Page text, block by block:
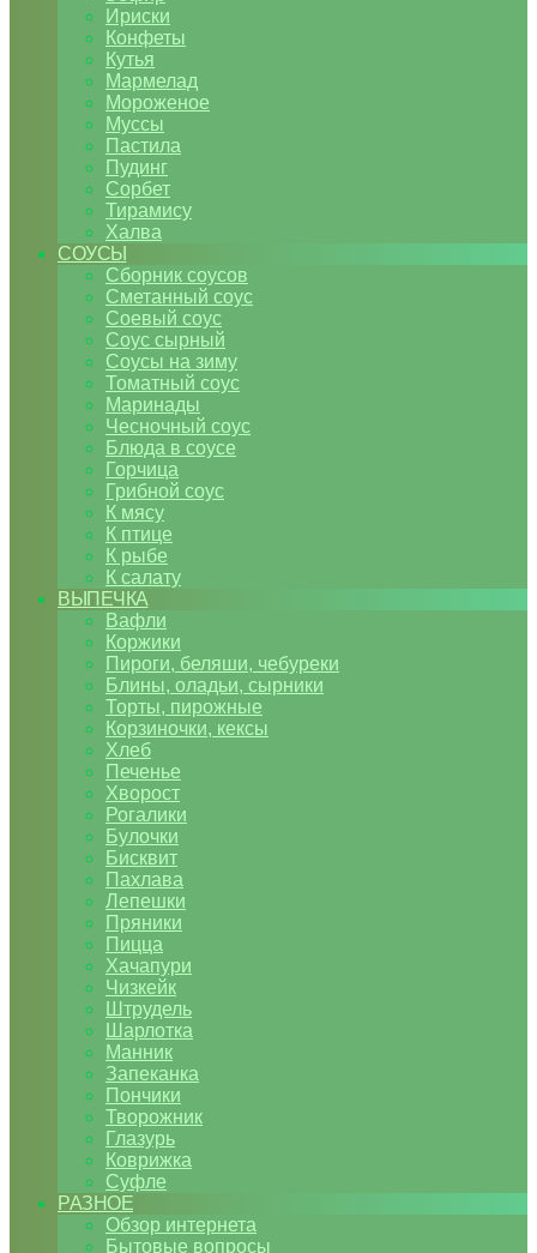
Ириски
Конфеты
Кутья
Мармелад
Мороженое
Муссы
Пастила
Пудинг
Сорбет
Тирамису
Халва
СОУСЫ
Сборник соусов
Сметанный соус
Соевый соус
Соус сырный
Соусы на зиму
Томатный соус
Маринады
Чесночный соус
Блюда в соусе
Горчица
Грибной соус
К мясу
К птице
К рыбе
К салату
ВЫПЕЧКА
Вафли
Коржики
Пироги, беляши, чебуреки
Блины, оладьи, сырники
Торты, пирожные
Корзиночки, кексы
Хлеб
Печенье
Хворост
Рогалики
Булочки
Бисквит
Пахлава
Лепешки
Пряники
Пицца
Хачапури
Чизкейк
Штрудель
Шарлотка
Манник
Запеканка
Пончики
Творожник
Глазурь
Коврижка
Суфле
РАЗНОЕ
Обзор интернета
Бытовые вопросы